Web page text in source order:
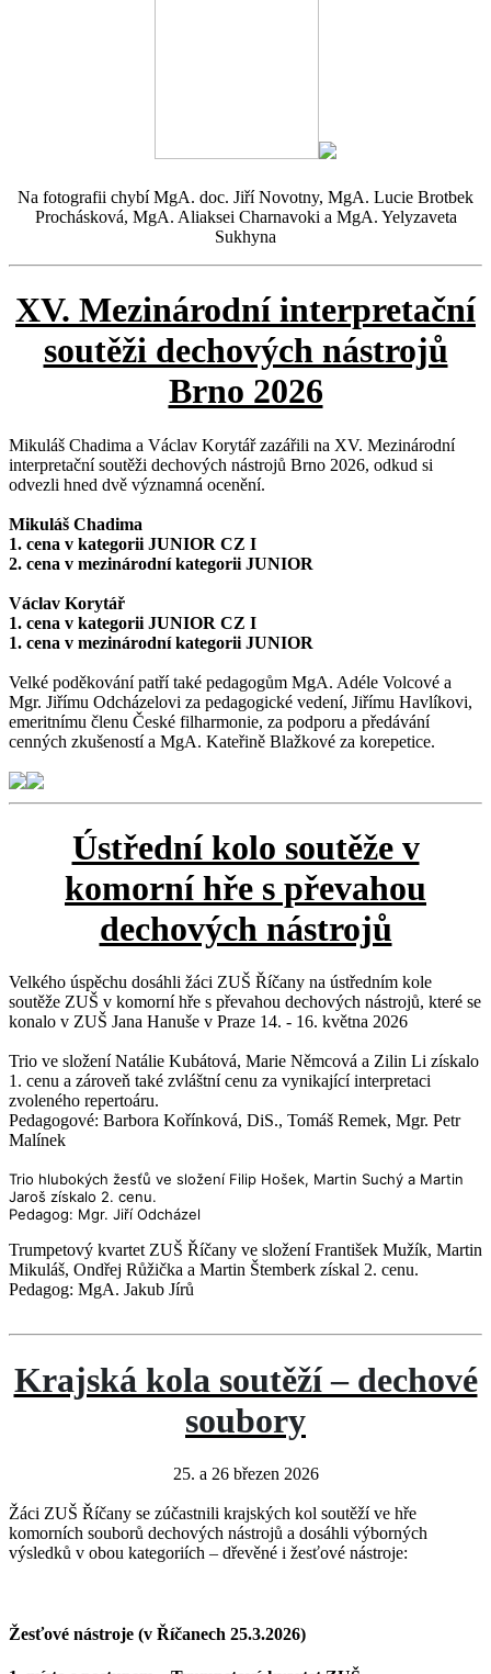
Na fotografii chybí MgA. doc. Jiří Novotny, MgA. Lucie Brotbek
Prochásková, MgA. Aliaksei Charnavoki a MgA. Yelyzaveta
Sukhyna
XV. Mezinárodní interpretační
soutěži dechových nástrojů
Brno 2026
Mikuláš Chadima a Václav Korytář zazářili na XV. Mezinárodní
interpretační soutěži dechových nástrojů Brno 2026, odkud si
odvezli hned dvě významná ocenění.
Mikuláš Chadima
1. cena v kategorii JUNIOR CZ I
2. cena v mezinárodní kategorii JUNIOR
Václav Korytář
1. cena v kategorii JUNIOR CZ I
1. cena v mezinárodní kategorii JUNIOR
Velké poděkování patří také pedagogům MgA. Adéle Volcové a
Mgr. Jiřímu Odcházelovi za pedagogické vedení, Jiřímu Havlíkovi,
emeritnímu členu České filharmonie, za podporu a předávání
cenných zkušeností a MgA. Kateřině Blažkové za korepetice.
Ústřední kolo soutěže v
komorní hře s převahou
dechových nástrojů
Velkého úspěchu dosáhli žáci ZUŠ Říčany na ústředním kole
soutěže ZUŠ v komorní hře s převahou dechových nástrojů, které se
konalo v ZUŠ Jana Hanuše v Praze 14. - 16. května 2026
Trio ve složení Natálie Kubátová, Marie Němcová a Zilin Li získalo
1. cenu a zároveň také zvláštní cenu za vynikající interpretaci
zvoleného repertoáru.
Pedagogové: Barbora Kořínková, DiS., Tomáš Remek, Mgr. Petr
Malínek
Trio hlubokých žesťů ve složení Filip Hošek, Martin Suchý a Martin
Jaroš získalo 2. cenu.
Pedagog: Mgr. Jiří Odcházel
Trumpetový kvartet ZUŠ Říčany ve složení František Mužík, Martin
Mikuláš, Ondřej Růžička a Martin Štemberk získal 2. cenu.
Pedagog: MgA. Jakub Jírů
Krajská kola soutěží – dechové
soubory
25. a 26 březen 2026
Žáci ZUŠ Říčany se zúčastnili krajských kol soutěží ve hře
komorních souborů dechových nástrojů a dosáhli výborných
výsledků v obou kategoriích – dřevěné i žesťové nástroje:
Žesťové nástroje (v Říčanech 25.3.2026)